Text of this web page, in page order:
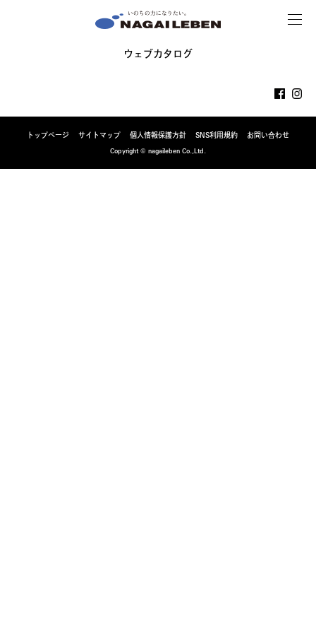
MENU
ウェブカタログ
トップページ サイトマップ 個人情報保護方針 SNS利用規約
お問い合わせ
Copyright © nagaileben Co.,Ltd.